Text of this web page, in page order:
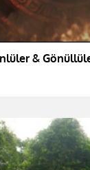
&